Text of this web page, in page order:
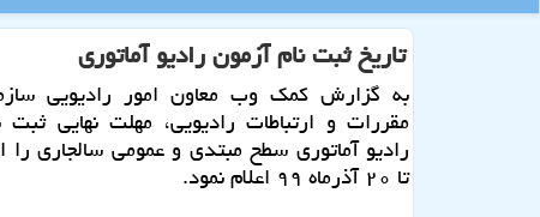
تاریخ ثبت نام آزمون رادیو آماتوری
به گزارش كمك وب معاون امور رادیویی
مقررات و ارتباطات رادیویی، مهلت نهایی ثبت
تا ۲۰ آذرماه ۹۹ اعلام نمود.